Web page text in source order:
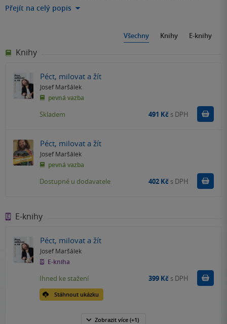
Přejít na celý popis
Všechny Knihy E-knihy
Knihy
Péct, milovat a žít
Josef Maršálek
pevná vazba
Skladem 491 Kč s DPH
Péct, milovat a žít
Josef Maršálek
pevná vazba
Dostupné u dodavatele 402 Kč s DPH
E-knihy
Péct, milovat a žít
Josef Maršálek
E-kniha
Stáhnout ukázku
Ihned ke stažení 399 Kč s DPH Koupit
Zobrazit více (+1)